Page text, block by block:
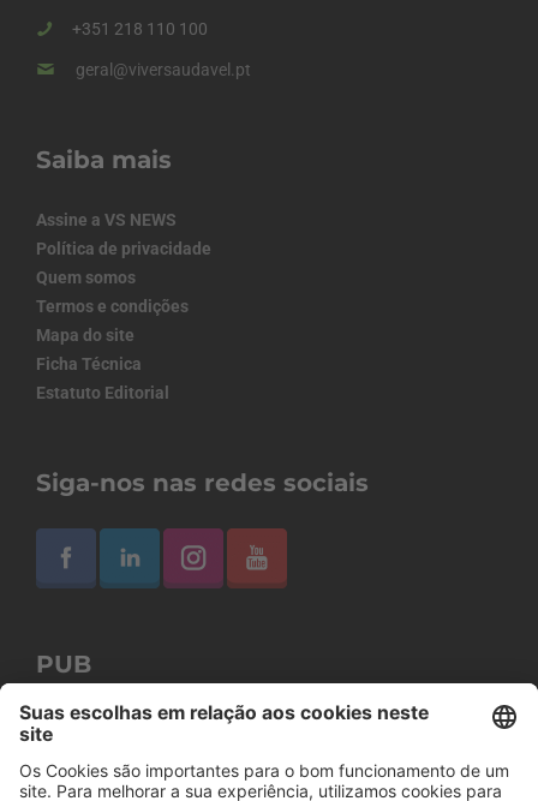
+351 218 110 100
geral@viversaudavel.pt
Saiba mais
Assine a VS NEWS
Política de privacidade
Quem somos
Termos e condições
Mapa do site
Ficha Técnica
Estatuto Editorial
Siga-nos nas redes sociais
PUB